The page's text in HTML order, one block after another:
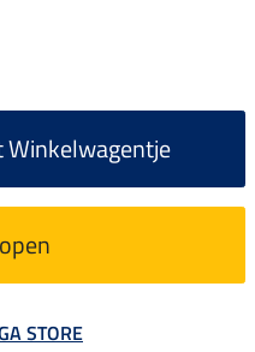
Winkelwagentje
STORE